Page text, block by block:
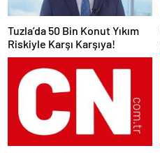
Tuzla’da 50 Bin Konut Yıkım
Riskiyle Karşı Karşıya!